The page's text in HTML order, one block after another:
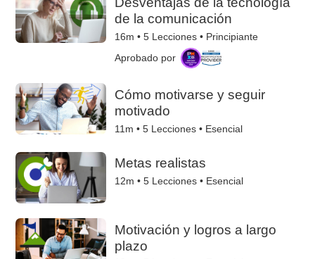
de la comunicación
16m •5 Lecciones • Principiante
Aprobado por
Cómo motivarse y seguir
motivado
11m •5 Lecciones • Esencial
Metas realistas
12m •5 Lecciones • Esencial
Motivación y logros a largo
plazo